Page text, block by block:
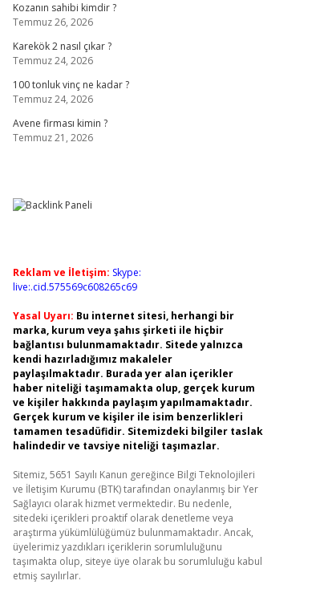
Kozanın sahibi kimdir ?
Temmuz 26, 2026
Karekök 2 nasıl çıkar ?
Temmuz 24, 2026
100 tonluk vinç ne kadar ?
Temmuz 24, 2026
Avene firması kimin ?
Temmuz 21, 2026
Reklam ve İletişim: Skype:
live:.cid.575569c608265c69
Yasal Uyarı: Bu internet sitesi, herhangi bir
marka, kurum veya şahıs şirketi ile hiçbir
bağlantısı bulunmamaktadır. Sitede yalnızca
kendi hazırladığımız makaleler
paylaşılmaktadır. Burada yer alan içerikler
haber niteliği taşımamakta olup, gerçek kurum
ve kişiler hakkında paylaşım yapılmamaktadır.
Gerçek kurum ve kişiler ile isim benzerlikleri
tamamen tesadüfidir. Sitemizdeki bilgiler taslak
halindedir ve tavsiye niteliği taşımazlar.
Sitemiz, 5651 Sayılı Kanun gereğince Bilgi Teknolojileri
ve İletişim Kurumu (BTK) tarafından onaylanmış bir Yer
Sağlayıcı olarak hizmet vermektedir. Bu nedenle,
sitedeki içerikleri proaktif olarak denetleme veya
araştırma yükümlülüğümüz bulunmamaktadır. Ancak,
üyelerimiz yazdıkları içeriklerin sorumluluğunu
taşımakta olup, siteye üye olarak bu sorumluluğu kabul
etmiş sayılırlar.